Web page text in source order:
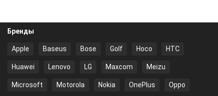
Бренды
Apple Baseus Bose Golf Hoco HTC
Huawei Lenovo LG Maxcom Meizu
Microsoft Motorola Nokia OnePlus Oppo